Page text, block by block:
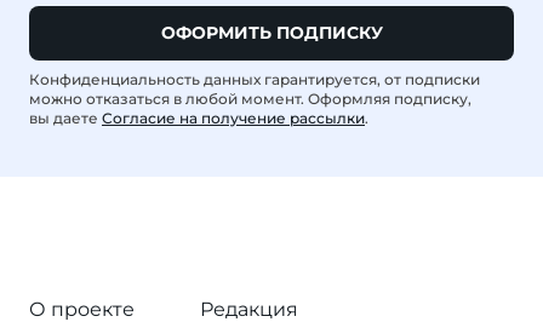
ОФОРМИТЬ ПОДПИСКУ
Конфиденциальность данных гарантируется, от подписки
можно отказаться в любой момент. Оформляя подписку,
вы даете Согласие на получение рассылки.
О проекте
Редакция